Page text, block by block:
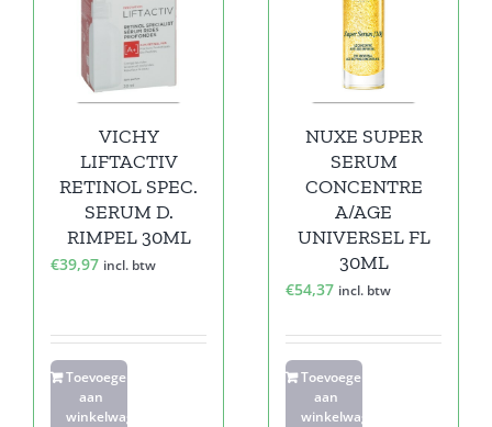
VICHY
LIFTACTIV
RETINOL SPEC.
SERUM D.
RIMPEL 30ML
€39,97 incl. btw
Toevoegen
aan
winkelwagen
NUXE SUPER
SERUM
CONCENTRE
A/AGE
UNIVERSEL FL
30ML
€54,37 incl. btw
Toevoegen
aan
winkelwagen